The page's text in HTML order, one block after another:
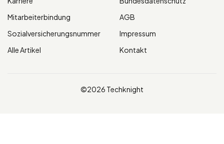
Mitarbeiterbindung
Sozialversicherungsnummer
Alle Artikel
AGB
Impressum
Kontakt
©2026 Techknight